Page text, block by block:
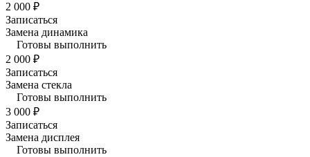
2 000 ₽
Записаться
Замена динамика
Готовы выполнить
2 000 ₽
Записаться
Замена стекла
Готовы выполнить
3 000 ₽
Записаться
Замена дисплея
Готовы выполнить